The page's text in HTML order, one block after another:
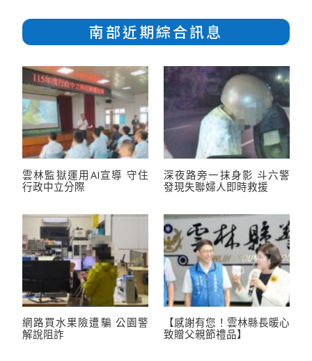
南部近期綜合訊息
雲林監獄運用AI宣導 守住
行政中立分際
深夜路旁一抹身影 斗六警
發現失聯婦人即時救援
網路買水果險遭騙 公園警
解說阻詐
【感謝有您！雲林縣長暖心
致贈父親節禮品】